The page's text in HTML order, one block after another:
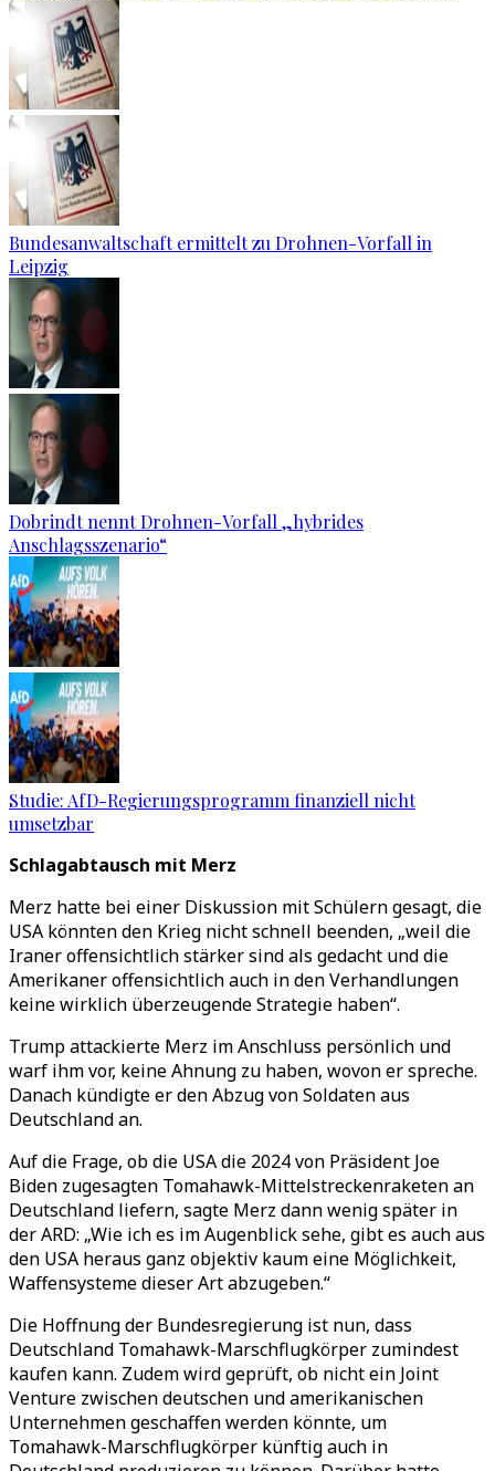
Bundesanwaltschaft ermittelt zu Drohnen-Vorfall in
Leipzig
Dobrindt nennt Drohnen-Vorfall „hybrides
Anschlagsszenario“
Studie: AfD-Regierungsprogramm finanziell nicht
umsetzbar
Schlagabtausch mit Merz
Merz hatte bei einer Diskussion mit Schülern gesagt, die
USA könnten den Krieg nicht schnell beenden, „weil die
Iraner offensichtlich stärker sind als gedacht und die
Amerikaner offensichtlich auch in den Verhandlungen
keine wirklich überzeugende Strategie haben“.
Trump attackierte Merz im Anschluss persönlich und
warf ihm vor, keine Ahnung zu haben, wovon er spreche.
Danach kündigte er den Abzug von Soldaten aus
Deutschland an.
Auf die Frage, ob die USA die 2024 von Präsident Joe
Biden zugesagten Tomahawk-Mittelstreckenraketen an
Deutschland liefern, sagte Merz dann wenig später in
der ARD: „Wie ich es im Augenblick sehe, gibt es auch aus
den USA heraus ganz objektiv kaum eine Möglichkeit,
Waffensysteme dieser Art abzugeben.“
Die Hoffnung der Bundesregierung ist nun, dass
Deutschland Tomahawk-Marschflugkörper zumindest
kaufen kann. Zudem wird geprüft, ob nicht ein Joint
Venture zwischen deutschen und amerikanischen
Unternehmen geschaffen werden könnte, um
Tomahawk-Marschflugkörper künftig auch in